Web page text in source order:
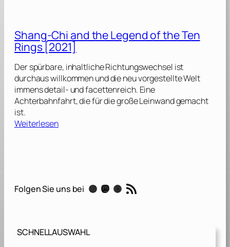
d
e
-
M
a
n
B
N
a
Shang-Chi and the Legend of the Ten
Rings [2021]
Der spürbare, inhaltliche Richtungswechsel ist
durchaus willkommen und die neu vorgestellte Welt
immens detail- und facettenreich. Eine
Achterbahnfahrt, die für die große Leinwand gemacht
ist.
Weiterlesen:
-
a
Folgen Sie uns bei Instagram Mastodon Threads RSS-Feed
SCHNELLAUSWAHL